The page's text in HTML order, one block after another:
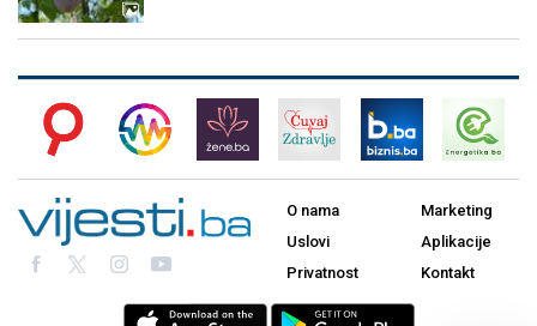
O nama
Uslovi
Privatnost
Marketing
Aplikacije
Kontakt